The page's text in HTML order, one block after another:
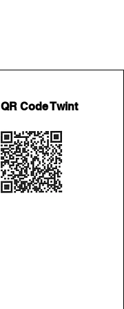
QR Code Twint